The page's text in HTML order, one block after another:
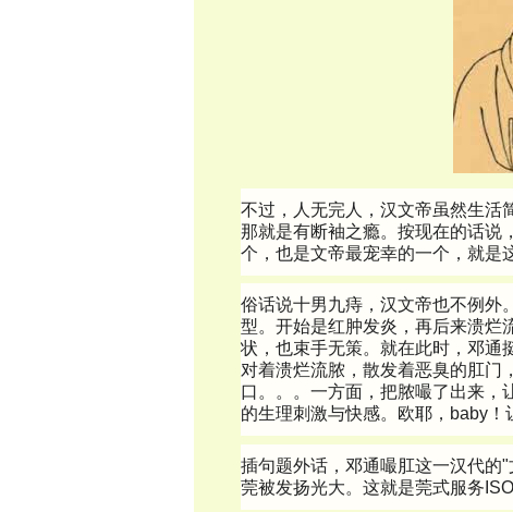
不过，人无完人，汉文帝虽然生活
那就是有断袖之瘾。按现在的话说
个，也是文帝最宠幸的一个，就是
俗话说十男九痔，汉文帝也不例外
型。开始是红肿发炎，再后来溃烂
状，也束手无策。就在此时，邓通
对着溃烂流脓，散发着恶臭的肛门
口。。。一方面，把脓嘬了出来，
的生理刺激与快感。欧耶，baby！
插句题外话，邓通嘬肛这一汉代的
莞被发扬光大。这就是莞式服务